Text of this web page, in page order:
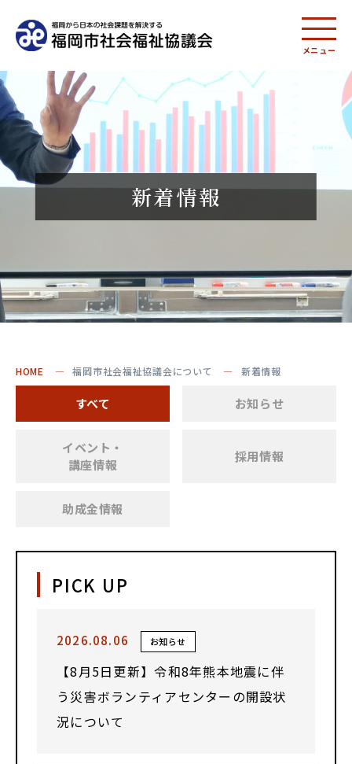
メニュー
新着情報
HOME 福岡市社会福祉協議会について 新着情報
すべて お知らせ
イベント・
講座情報
採用情報
助成金情報
PICK UP
2026.08.06 お知らせ
【8月5日更新】令和8年熊本地震に伴
う災害ボランティアセンターの開設状
況について